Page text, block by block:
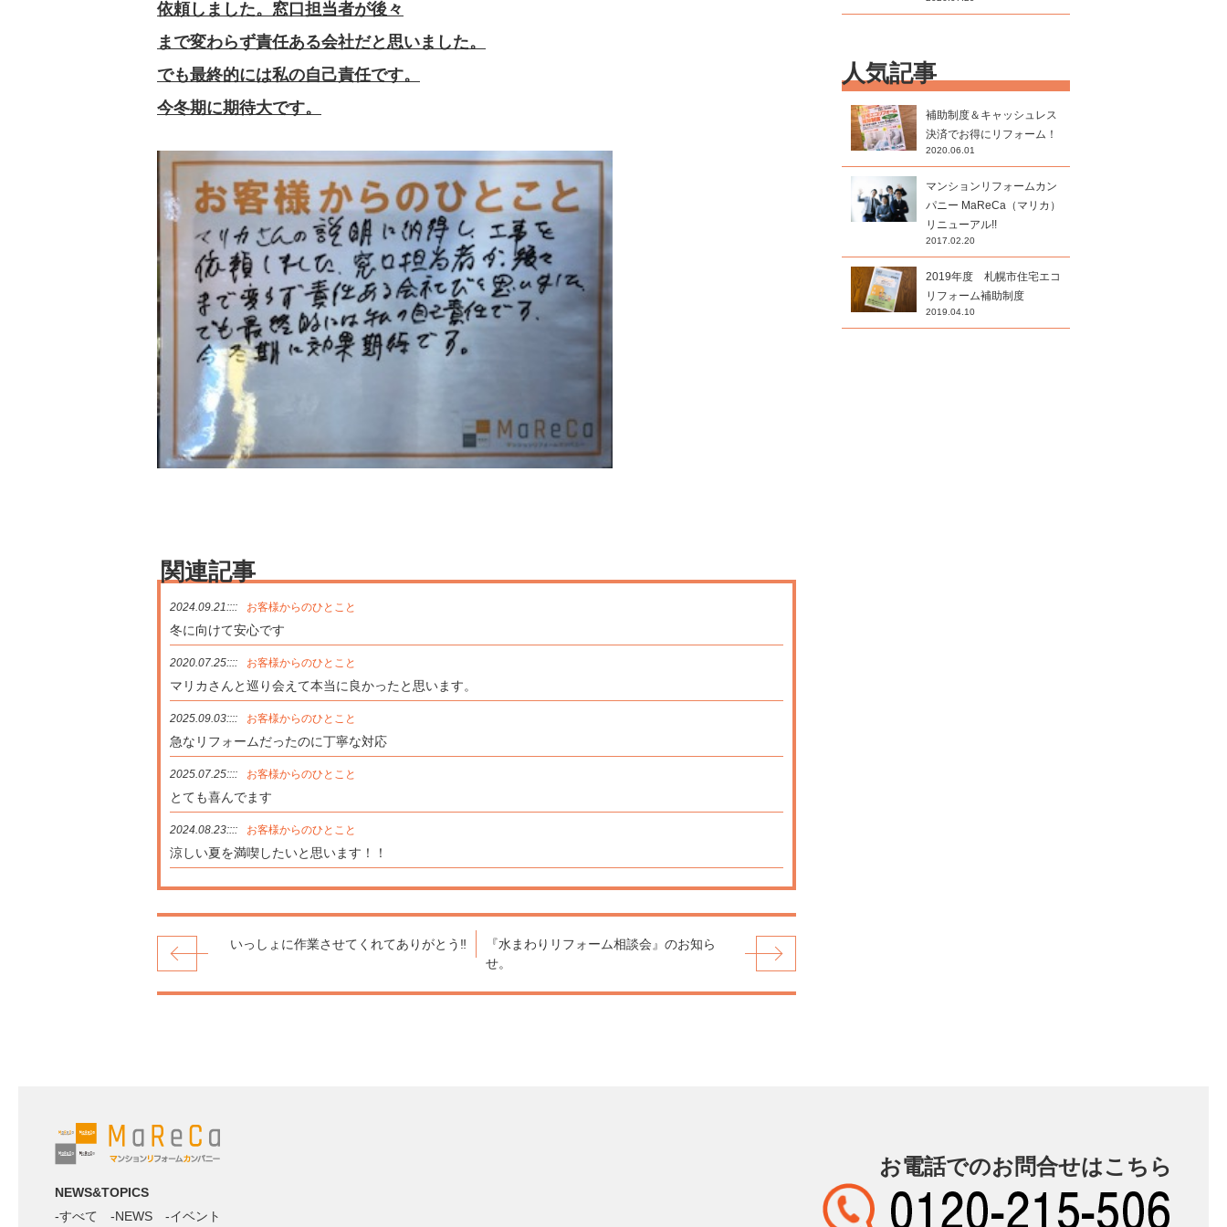
依頼しました。窓口担当者が後々
まで変わらず責任ある会社だと思いました。
でも最終的には私の自己責任です。
今冬期に期待大です。
関連記事
2024.09.21:::: お客様からのひとこと
冬に向けて安心です
2020.07.25:::: お客様からのひとこと
マリカさんと巡り会えて本当に良かったと思います。
2025.09.03:::: お客様からのひとこと
急なリフォームだったのに丁寧な対応
2025.07.25:::: お客様からのひとこと
とても喜んでます
2024.08.23:::: お客様からのひとこと
涼しい夏を満喫したいと思います！！
いっしょに作業させてくれてありがとう‼
『水まわりリフォーム相談会』のお知ら
せ。
人気記事
補助制度＆キャッシュレス
決済でお得にリフォーム！
2020.06.01
マンションリフォームカン
パニー MaReCa（マリカ）
リニューアル!!
2017.02.20
2019年度 札幌市住宅エコ
リフォーム補助制度
2019.04.10
NEWS&TOPICS
すべて
NEWS イベント
お電話でのお問合せはこちら